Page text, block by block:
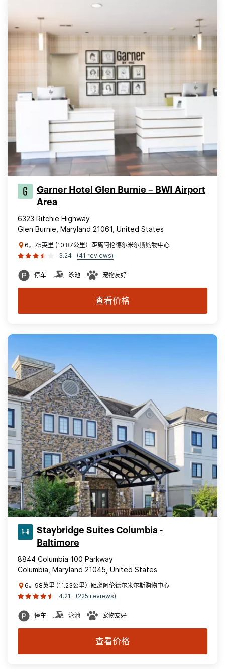
Garner Hotel Glen Burnie – BWI Airport
Area
6323 Ritchie Highway
Glen Burnie, Maryland 21061, United States
6。75英里 (10.87公里）距离阿伦德尔米尔斯购物中心
3.24
(41 reviews)
停车 泳池 宠物友好
查看价格
Staybridge Suites Columbia -
Baltimore
8844 Columbia 100 Parkway
Columbia, Maryland 21045, United States
6。98英里 (11.23公里）距离阿伦德尔米尔斯购物中心
4.21
(225 reviews)
停车 泳池 宠物友好
查看价格